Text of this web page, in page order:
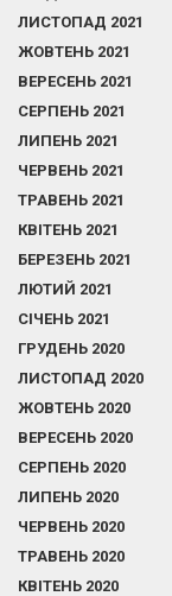
ЛИСТОПАД 2021
ЖОВТЕНЬ 2021
ВЕРЕСЕНЬ 2021
СЕРПЕНЬ 2021
ЛИПЕНЬ 2021
ЧЕРВЕНЬ 2021
ТРАВЕНЬ 2021
КВІТЕНЬ 2021
БЕРЕЗЕНЬ 2021
ЛЮТИЙ 2021
СІЧЕНЬ 2021
ГРУДЕНЬ 2020
ЛИСТОПАД 2020
ЖОВТЕНЬ 2020
ВЕРЕСЕНЬ 2020
СЕРПЕНЬ 2020
ЛИПЕНЬ 2020
ЧЕРВЕНЬ 2020
ТРАВЕНЬ 2020
КВІТЕНЬ 2020